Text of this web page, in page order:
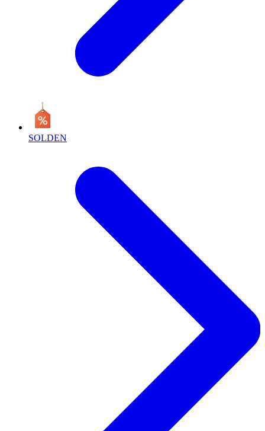
SOLDEN